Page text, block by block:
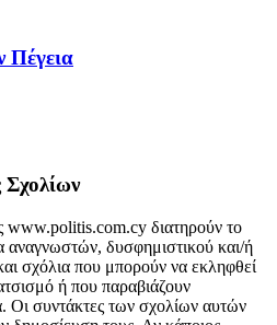
Πέγεια
Σχολίων
www.politis.com.cy διατηρούν το
αναγνωστών, δυσφημιστικού και/ή
σχόλια που μπορούν να εκληφθεί
ή που παραβιάζουν
Οι συντάκτες των σχολίων αυτών